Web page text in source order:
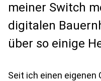
meiner Switch
digitalen
über so einige
Seit ich einen eigenen